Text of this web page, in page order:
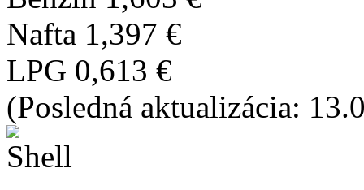
Nafta 1,397 €
LPG 0,613 €
(Posledná aktualizácia: